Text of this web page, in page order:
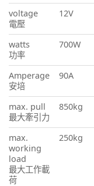
voltage
電壓
12V
watts
功率
700W
Amperage
安培
90A
max. pull
最大牽引力
850kg
max.
working
load
最大工作載
荷
250kg